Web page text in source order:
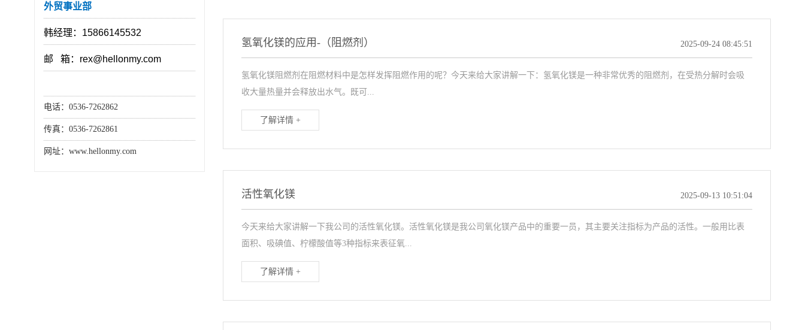
外贸事业部
韩经理：15866145532
邮 箱：rex@hellonmy.com
电话：0536-7262862
传真：0536-7262861
网址：www.hellonmy.com
氢氧化镁的应用-（阻燃剂） 2025-09-24 08:45:51
氢氧化镁阻燃剂在阻燃材料中是怎样发挥阻燃作用的呢？今天来给大家讲解一下：氢氧化镁是一种非常优秀的阻燃剂，在受热分解时会吸
收大量热量并会释放出水气。既可...
了解详情 +
活性氧化镁 2025-09-13 10:51:04
今天来给大家讲解一下我公司的活性氧化镁。活性氧化镁是我公司氧化镁产品中的重要一员，其主要关注指标为产品的活性。一般用比表
面积、吸碘值、柠檬酸值等3种指标来表征氧...
了解详情 +